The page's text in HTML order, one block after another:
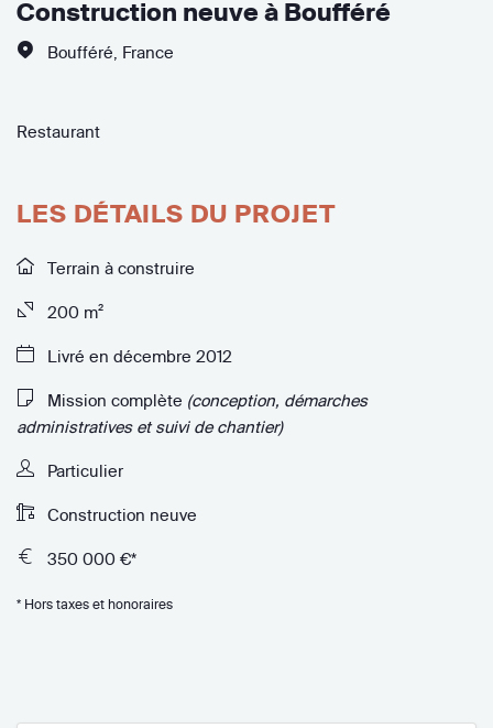
Construction neuve à Boufféré
Boufféré France
Restaurant
LES DÉTAILS DU PROJET
Terrain à construire
200 m²
Livré en décembre 2012
Mission complète (conception, démarches
administratives et suivi de chantier)
Particulier
Construction neuve
350 000 €*
* Hors taxes et honoraires